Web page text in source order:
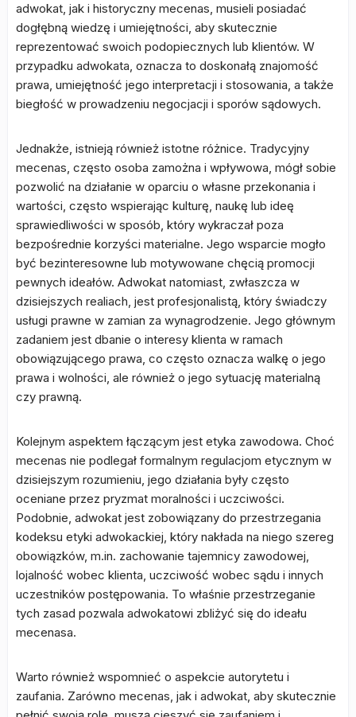
adwokat, jak i historyczny mecenas, musieli posiadać
dogłębną wiedzę i umiejętności, aby skutecznie
reprezentować swoich podopiecznych lub klientów. W
przypadku adwokata, oznacza to doskonałą znajomość
prawa, umiejętność jego interpretacji i stosowania, a także
biegłość w prowadzeniu negocjacji i sporów sądowych.
Jednakże, istnieją również istotne różnice. Tradycyjny
mecenas, często osoba zamożna i wpływowa, mógł sobie
pozwolić na działanie w oparciu o własne przekonania i
wartości, często wspierając kulturę, naukę lub ideę
sprawiedliwości w sposób, który wykraczał poza
bezpośrednie korzyści materialne. Jego wsparcie mogło
być bezinteresowne lub motywowane chęcią promocji
pewnych ideałów. Adwokat natomiast, zwłaszcza w
dzisiejszych realiach, jest profesjonalistą, który świadczy
usługi prawne w zamian za wynagrodzenie. Jego głównym
zadaniem jest dbanie o interesy klienta w ramach
obowiązującego prawa, co często oznacza walkę o jego
prawa i wolności, ale również o jego sytuację materialną
czy prawną.
Kolejnym aspektem łączącym jest etyka zawodowa. Choć
mecenas nie podlegał formalnym regulacjom etycznym w
dzisiejszym rozumieniu, jego działania były często
oceniane przez pryzmat moralności i uczciwości.
Podobnie, adwokat jest zobowiązany do przestrzegania
kodeksu etyki adwokackiej, który nakłada na niego szereg
obowiązków, m.in. zachowanie tajemnicy zawodowej,
lojalność wobec klienta, uczciwość wobec sądu i innych
uczestników postępowania. To właśnie przestrzeganie
tych zasad pozwala adwokatowi zbliżyć się do ideału
mecenasa.
Warto również wspomnieć o aspekcie autorytetu i
zaufania. Zarówno mecenas, jak i adwokat, aby skutecznie